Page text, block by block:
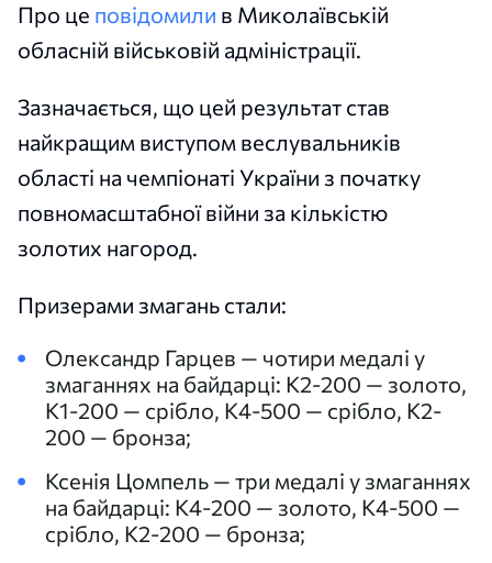
Про це повідомили в Миколаївській
обласній військовій адміністрації.
Зазначається, що цей результат став
найкращим виступом веслувальників
області на чемпіонаті України з початку
повномасштабної війни за кількістю
золотих нагород.
Призерами змагань стали:
Олександр Гарцев — чотири медалі у
змаганнях на байдарці: К2-200 — золото,
К1-200 — срібло, К4-500 — срібло, К2-
200 — бронза;
Ксенія Цомпель — три медалі у змаганнях
на байдарці: К4-200 — золото, К4-500 —
срібло, К2-200 — бронза;